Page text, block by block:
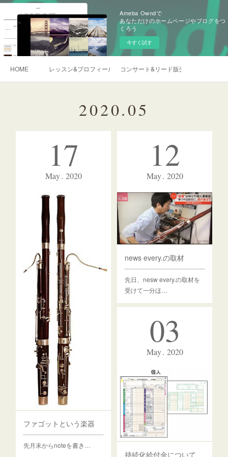
Ameba Owndで
あなただけのホームページやブログをつ
くろう
今すぐ試す
HOME レッスン&プロフィール コンサート&リード販売&ご依頼
2020.05
17
May 2020
ファゴットという楽器
先月末からnoteを書き…
12
May 2020
news every.の取材
先日、nesw every.の取材を
受けて一分ほ…
03
May 2020
持続化給付金について